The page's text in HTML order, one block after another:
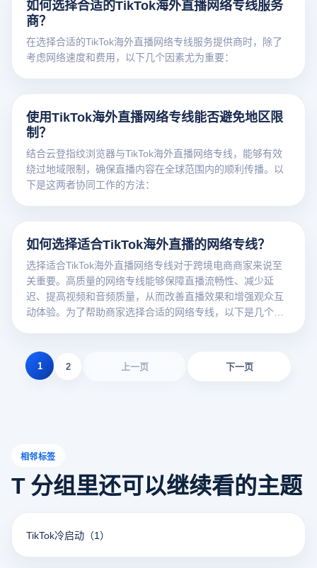
如何选择合适的TikTok海外直播网络专线服务
商？
在选择合适的TikTok海外直播网络专线服务提供商时，除了
考虑网络速度和费用，以下几个因素尤为重要：
使用TikTok海外直播网络专线能否避免地区限
制？
结合云登指纹浏览器与TikTok海外直播网络专线，能够有效
绕过地域限制，确保直播内容在全球范围内的顺利传播。以
下是这两者协同工作的方法：
如何选择适合TikTok海外直播的网络专线？
选择适合TikTok海外直播网络专线对于跨境电商商家来说至
关重要。高质量的网络专线能够保障直播流畅性、减少延
迟、提高视频和音频质量，从而改善直播效果和增强观众互
动体验。为了帮助商家选择合适的网络专线，以下是几个关
上一页
1 2 下一页
相邻标签
T 分组里还可以继续看的主题
TikTok冷启动 （1）